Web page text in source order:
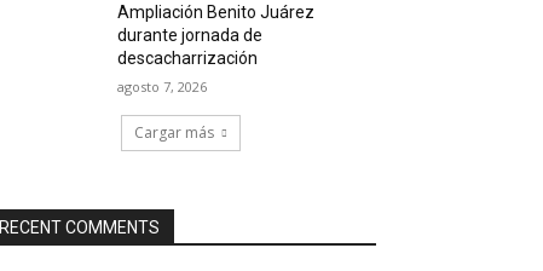
Ampliación Benito Juárez
durante jornada de
descacharrización
agosto 7, 2026
Cargar más
RECENT COMMENTS